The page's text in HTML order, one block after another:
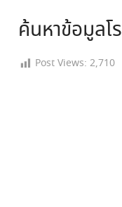
ค้นหาข้อมูลโ
Post Views: 2,710